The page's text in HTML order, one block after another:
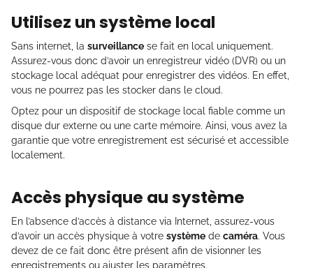
Utilisez un système local
Sans internet, la surveillance se fait en local uniquement.
Assurez-vous donc d’avoir un enregistreur vidéo (DVR) ou un
stockage local adéquat pour enregistrer des vidéos. En effet,
vous ne pourrez pas les stocker dans le cloud.
Optez pour un dispositif de stockage local fiable comme un
disque dur externe ou une carte mémoire. Ainsi, vous avez la
garantie que votre enregistrement est sécurisé et accessible
localement.
Accès physique au système
En l’absence d’accès à distance via Internet, assurez-vous
d’avoir un accès physique à votre système de caméra. Vous
devez de ce fait donc être présent afin de visionner les
enregistrements ou ajuster les paramètres.